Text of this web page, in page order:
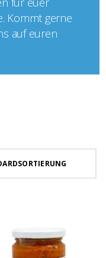
Kommt gerne
auf euren